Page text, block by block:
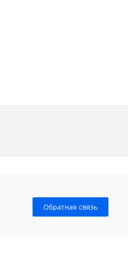
Обратная связь